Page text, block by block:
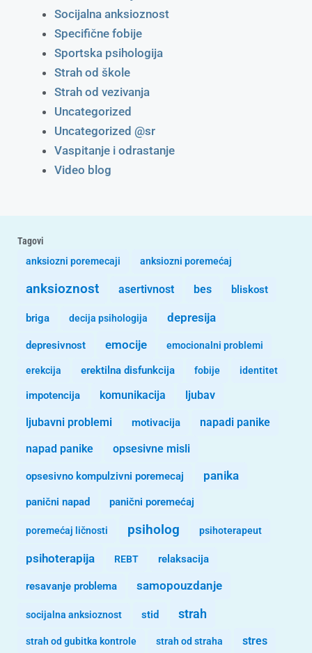
Socijalna anksioznost
Specifične fobije
Sportska psihologija
Strah od škole
Strah od vezivanja
Uncategorized
Uncategorized @sr
Vaspitanje i odrastanje
Video blog
Tagovi
anksiozni poremecaji
anksiozni poremećaj
anksioznost asertivnost bes bliskost
briga decija psihologija depresija
depresivnost emocije emocionalni problemi
erekcija erektilna disfunkcija fobije identitet
impotencija komunikacija ljubav
ljubavni problemi motivacija napadi panike
napad panike opsesivne misli
opsesivno kompulzivni poremecaj panika
panični napad panični poremećaj
poremećaj ličnosti psiholog psihoterapeut
psihoterapija REBT relaksacija
resavanje problema samopouzdanje
socijalna anksioznost stid strah
strah od gubitka kontrole strah od straha stres